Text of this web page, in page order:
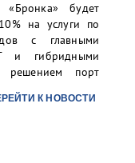
будет
на услуги по
с главными
и гибридными
решением порт
наиболее
К НОВОСТИ